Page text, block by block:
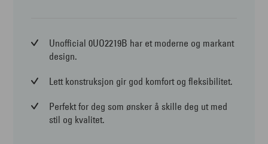
Unofficial 0UO2219B har et moderne og markant
design.
Lett konstruksjon gir god komfort og fleksibilitet.
Perfekt for deg som ønsker å skille deg ut med
stil og kvalitet.